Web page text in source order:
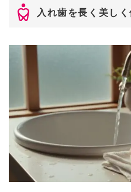
入れ歯を長く美し